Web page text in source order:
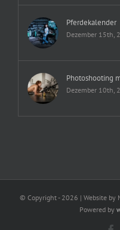
Pferdekalender
Dezember 15th,
Photoshooting
Dezember 10th,
© Copyright - 2026 | Website by
Powered by